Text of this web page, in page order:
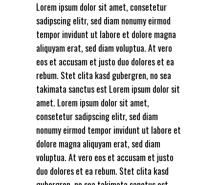
Lorem ipsum dolor sit amet, consetetur
sadipscing elitr, sed diam nonumy eirmod
tempor invidunt ut labore et dolore magna
aliquyam erat, sed diam voluptua. At vero
eos et accusam et justo duo dolores et ea
rebum. Stet clita kasd gubergren, no sea
takimata sanctus est Lorem ipsum dolor sit
amet. Lorem ipsum dolor sit amet,
consetetur sadipscing elitr, sed diam
nonumy eirmod tempor invidunt ut labore et
dolore magna aliquyam erat, sed diam
voluptua. At vero eos et accusam et justo
duo dolores et ea rebum. Stet clita kasd